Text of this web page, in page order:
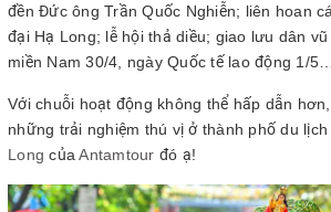
đền Đức ông Trần Quốc Nghiễn; liên hoan
đại Hạ Long; lễ hội thả diều; giao lưu dân
miền Nam 30/4, ngày Quốc tế lao động 1/5…
Với chuỗi hoạt động không thể hấp dẫn
những trải nghiệm thú vị ở thành phố du
Long củaAntamtour đó ạ!